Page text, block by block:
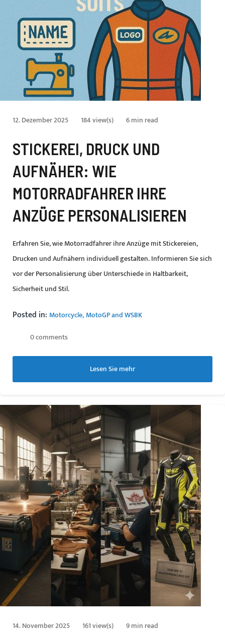
12. Dezember 2025 184 view(s) 6 min read
STICKEREI, DRUCK UND
AUFNÄHER: WIE
MOTORRADFAHRER IHRE
ANZÜGE PERSONALISIEREN
Erfahren Sie, wie Motorradfahrer ihre Anzüge mit Stickereien,
Drucken und Aufnähern individuell gestalten. Informieren Sie sich
vor der Personalisierung über Unterschiede in Haltbarkeit,
Sicherheit und Stil.
Posted in: Motorcycle MotoGP and WSBK
0 comments
Lesen Sie mehr
14. November 2025 161 view(s) 9 min read